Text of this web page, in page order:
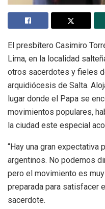
El presbítero Casimiro
Lima, en la localidad
otros sacerdotes y fieles
arquidiócesis de Salta.
lugar donde el Papa se
movimientos populares,
la ciudad este especial
“Hay una gran
argentinos. No podemos
pero el movimiento es
preparada para satisfacer
sacerdote.